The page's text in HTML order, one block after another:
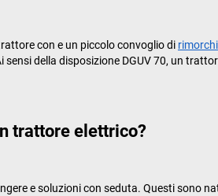
con e un piccolo convoglio di rimorchi
della disposizione DGUV 70, un
trattore elettrico?
e soluzioni con seduta. Questi sono